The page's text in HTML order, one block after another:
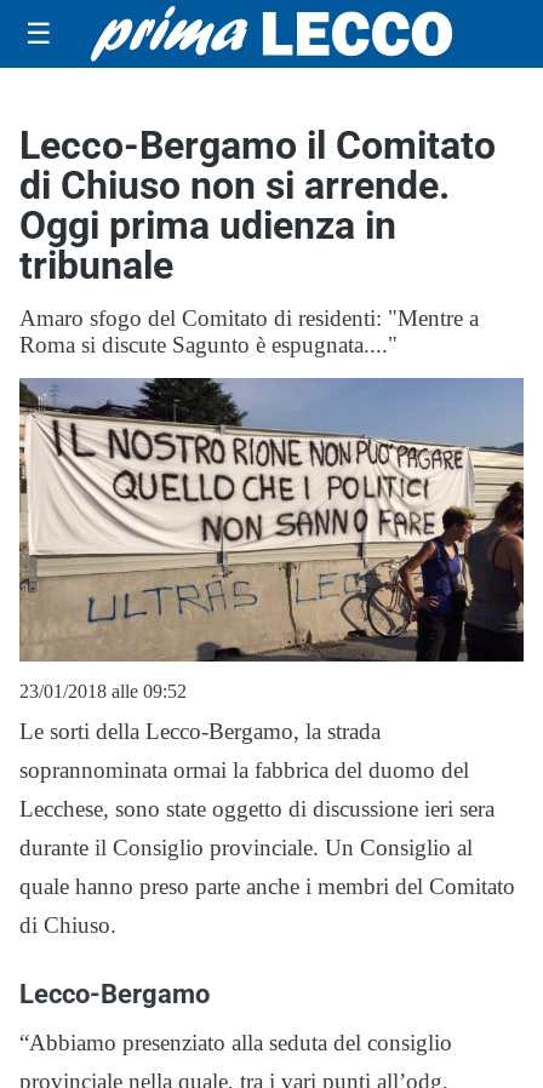
☰
Lecco-Bergamo il Comitato
di Chiuso non si arrende.
Oggi prima udienza in
tribunale
Amaro sfogo del Comitato di residenti: "Mentre a
Roma si discute Sagunto è espugnata...."
23/01/2018 alle 09:52
Le sorti della Lecco-Bergamo, la strada
soprannominata ormai la fabbrica del duomo del
Lecchese, sono state oggetto di discussione ieri sera
durante il Consiglio provinciale. Un Consiglio al
quale hanno preso parte anche i membri del Comitato
di Chiuso.
Lecco-Bergamo
“Abbiamo presenziato alla seduta del consiglio
provinciale nella quale, tra i vari punti all’odg,